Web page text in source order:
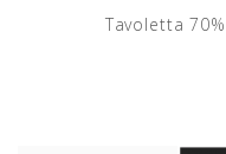
Tavoletta